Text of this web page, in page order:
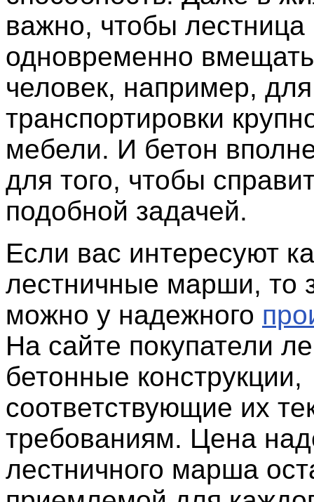
важно, чтобы лестница
одновременно
человек, например, для
транспортировки
мебели. И бетон
для того, чтобы
подобной задачей.
Если вас интересуют
лестничные марши, то
можно у надежного
На сайте покупатели
бетонные конструкции,
соответствующие их
требованиям. Цена
лестничного марша